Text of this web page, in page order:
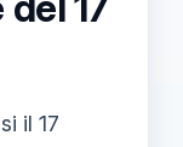
il 17